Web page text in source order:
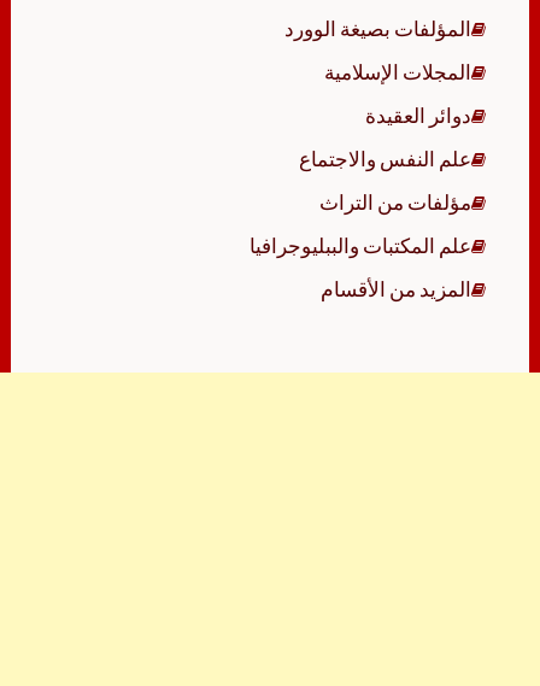
المؤلفات بصيغة الوورد
المجلات الإسلامية
دوائر العقيدة
علم النفس والاجتماع
مؤلفات من التراث
علم المكتبات والببليوجرافيا
المزيد من الأقسام